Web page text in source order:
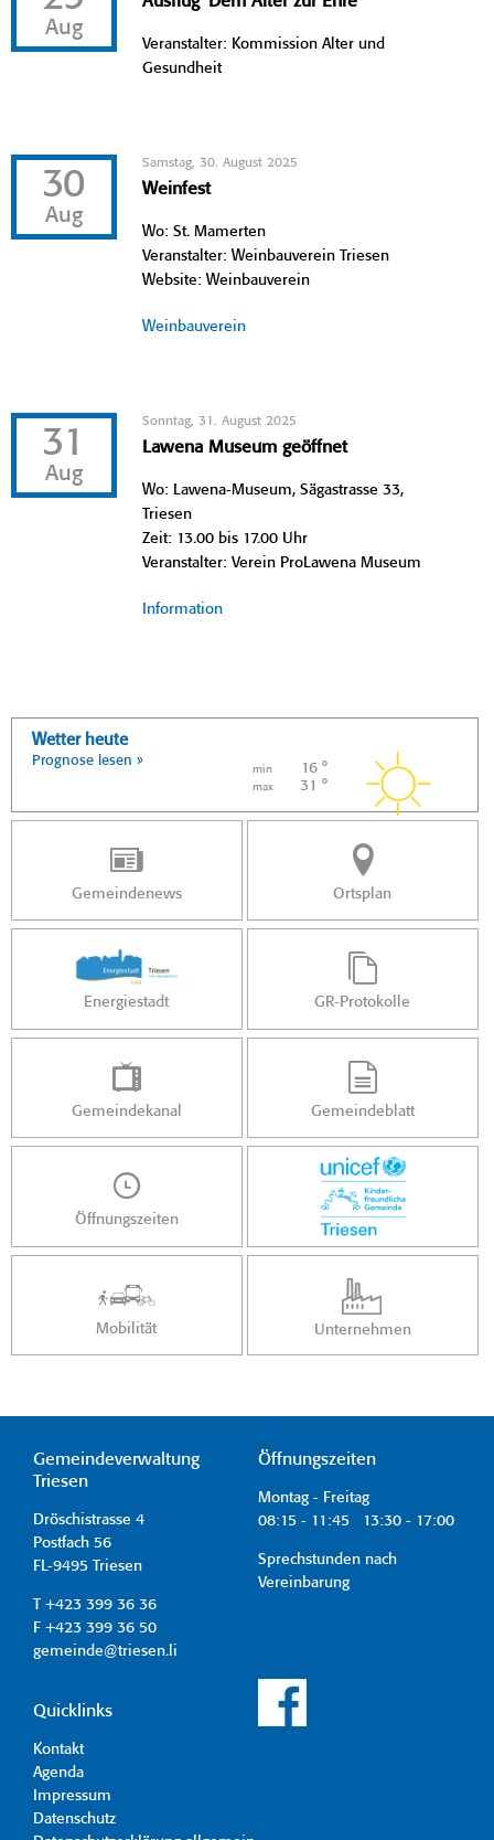
Aug
Veranstalter: Kommission Alter und
Gesundheit
30
Aug
Samstag, 30. August 2025
Weinfest
Wo: St. Mamerten
Veranstalter: Weinbauverein Triesen
Website: Weinbauverein
Weinbauverein
31
Aug
Sonntag, 31. August 2025
Lawena Museum geöffnet
Wo: Lawena-Museum, Sägastrasse 33,
Triesen
Zeit: 13.00 bis 17.00 Uhr
Veranstalter: Verein ProLawena Museum
Information
Wetter heute
Prognose lesen »
min 16 °
max 31 °
Gemeindenews Ortsplan
Energiestadt GR-Protokolle
Gemeindekanal Gemeindeblatt
Öffnungszeiten
Mobilität Unternehmen
Gemeindeverwaltung
Triesen
Dröschistrasse 4
Postfach 56
FL-9495 Triesen
T +423 399 36 36
F +423 399 36 50
gemeinde@triesen.li
Öffnungszeiten
Montag - Freitag
08:15 - 11:45 13:30 - 17:00
Sprechstunden nach
Vereinbarung
Quicklinks
Kontakt
Agenda
Impressum
Datenschutz